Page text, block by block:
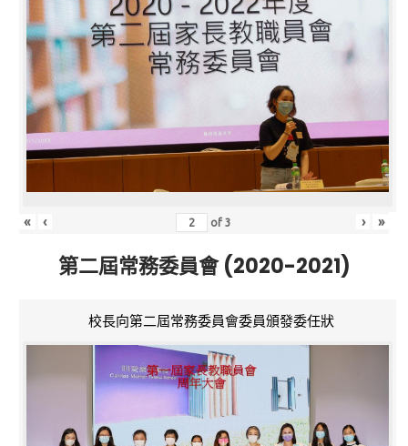
« ‹ of3 › »
第二屆常務委員會 (2020-2021)
校長向第二屆常務委員會委員頒發委任狀